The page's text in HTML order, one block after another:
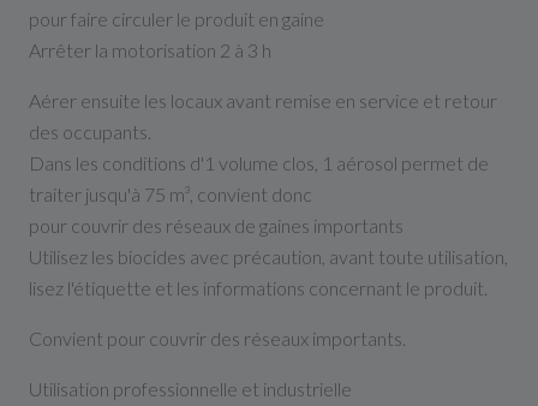
pour faire circuler le produit en gaine
Arrêter la motorisation 2 à 3 h
Aérer ensuite les locaux avant remise en service et retour
des occupants.
Dans les conditions d'1 volume clos, 1 aérosol permet de
traiter jusqu'à 75 m³, convient donc
pour couvrir des réseaux de gaines importants
Utilisez les biocides avec précaution, avant toute utilisation,
lisez l'étiquette et les informations concernant le produit.
Convient pour couvrir des réseaux importants.
Utilisation professionnelle et industrielle